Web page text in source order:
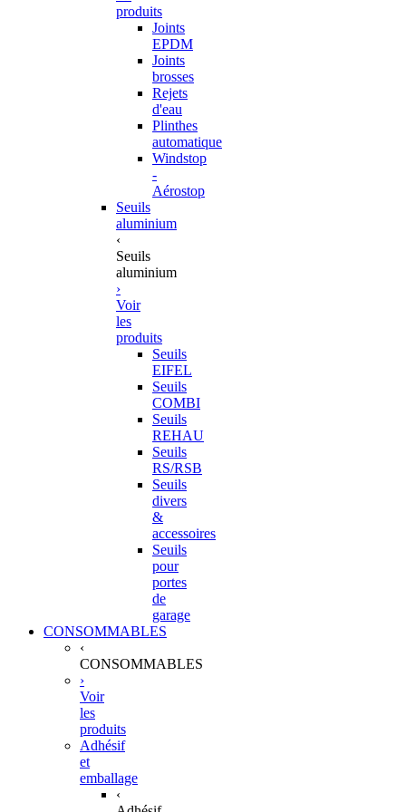
produits
Joints
EPDM
Joints
brosses
Rejets
d'eau
Plinthes
automatique
Windstop
-
Aérostop
Seuils
aluminium
‹
Seuils
aluminium
›
Voir
les
produits
Seuils
EIFEL
Seuils
COMBI
Seuils
REHAU
Seuils
RS/RSB
Seuils
divers
&
accessoires
Seuils
pour
portes
de
garage
CONSOMMABLES
‹
CONSOMMABLES
›
Voir
les
produits
Adhésif
et
emballage
‹